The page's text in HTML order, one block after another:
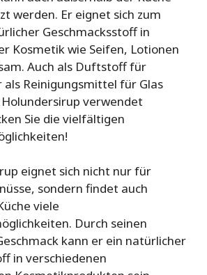
werden. Er eignet sich zum
Geschmacksstoff in
Kosmetik wie Seifen, Lotionen
Auch als Duftstoff für
als Reinigungsmittel für Glas
verwendet
Sie die vielfältigen
eignet sich nicht nur für
sondern findet auch
viele
Durch seinen
kann er ein natürlicher
in verschiedenen